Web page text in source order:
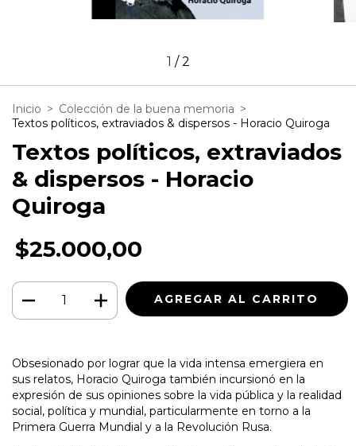
1 /2
Inicio > Colección de la buena memoria >
Textos políticos, extraviados & dispersos - Horacio Quiroga
Textos políticos, extraviados
& dispersos - Horacio
Quiroga
$25.000,00
Obsesionado por lograr que la vida intensa emergiera en
sus relatos, Horacio Quiroga también incursionó en la
expresión de sus opiniones sobre la vida pública y la realidad
social, política y mundial, particularmente en torno a la
Primera Guerra Mundial y a la Revolución Rusa.